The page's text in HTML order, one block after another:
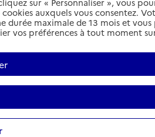
sur « Personnaliser », vous
auxquels vous consentez.
durée maximale de 13 mois et
vos préférences à tout moment